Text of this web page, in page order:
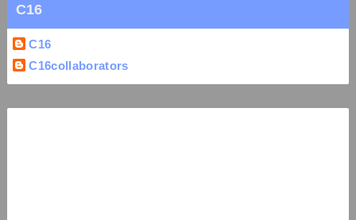
C16
C16
C16collaborators